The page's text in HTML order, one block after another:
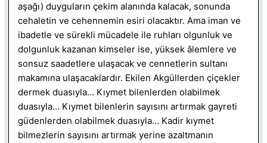
aşağı) duyguların çekim alanında kalacak, sonunda
cehaletin ve cehennemin esiri olacaktır. Ama iman ve
ibadetle ve sürekli mücadele ile ruhları olgunluk ve
dolgunluk kazanan kimseler ise, yüksek âlemlere ve
sonsuz saadetlere ulaşacak ve cennetlerin sultanı
makamına ulaşacaklardır. Ekilen Akgüllerden çiçekler
dermek duasıyla… Kıymet bilenlerden olabilmek
duasıyla… Kıymet bilenlerin sayısını artırmak gayreti
güdenlerden olabilmek duasıyla… Kadir kıymet
bilmezlerin sayısını artırmak yerine azaltmanın